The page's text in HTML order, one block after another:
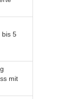
bis 5
mit